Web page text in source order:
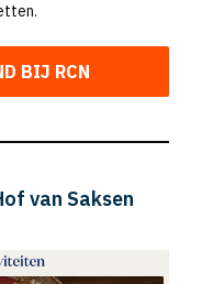
BIJ RCN
van Saksen